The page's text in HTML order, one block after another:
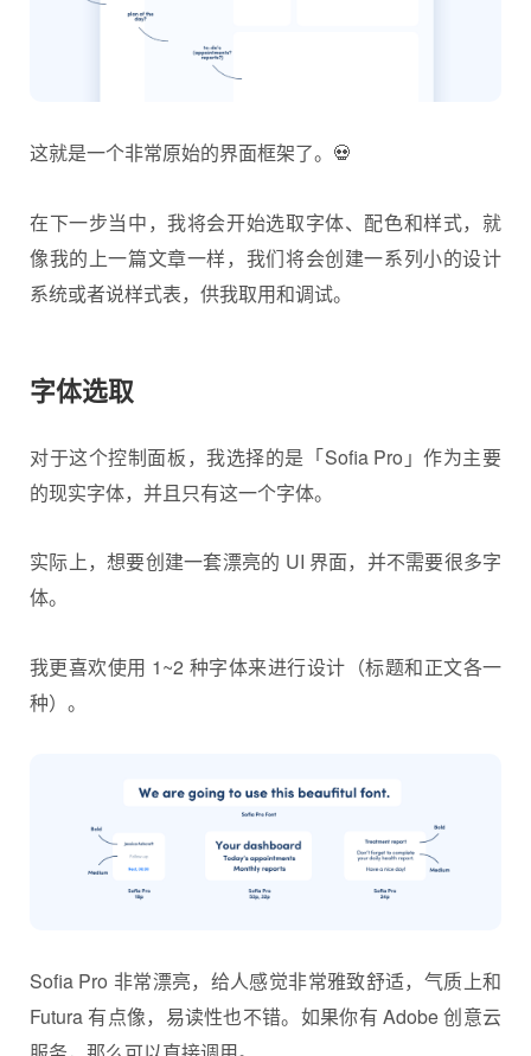
这就是一个非常原始的界面框架了。💀
在下一步当中，我将会开始选取字体、配色和样式，就
像我的上一篇文章一样，我们将会创建一系列小的设计
系统或者说样式表，供我取用和调试。
字体选取
对于这个控制面板，我选择的是「Sofia Pro」作为主要
的现实字体，并且只有这一个字体。
实际上，想要创建一套漂亮的 UI 界面，并不需要很多字
体。
我更喜欢使用 1~2 种字体来进行设计（标题和正文各一
种）。
Sofia Pro 非常漂亮，给人感觉非常雅致舒适，气质上和
Futura 有点像，易读性也不错。如果你有 Adobe 创意云